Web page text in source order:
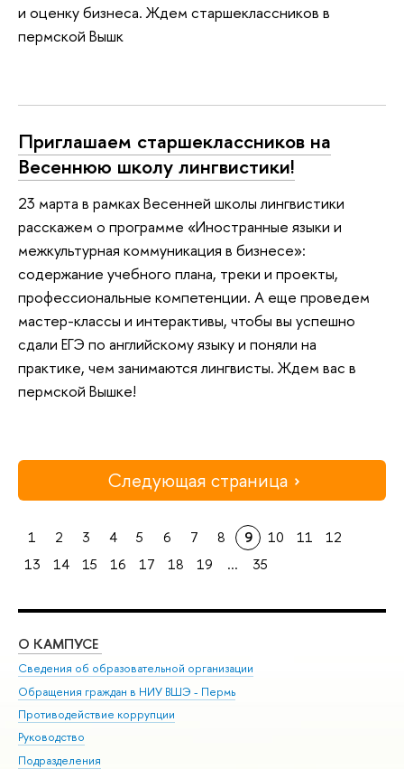
и оценку бизнеса. Ждем старшеклассников в
пермской Вышк
Приглашаем старшеклассников на
Весеннюю школу лингвистики!
23 марта в рамках Весенней школы лингвистики
расскажем о программе «Иностранные языки и
межкультурная коммуникация в бизнесе»:
содержание учебного плана, треки и проекты,
профессиональные компетенции. А еще проведем
мастер-классы и интерактивы, чтобы вы успешно
сдали ЕГЭ по английскому языку и поняли на
практике, чем занимаются лингвисты. Ждем вас в
пермской Вышке!
Следующая страница
1 2 3 4 5 6 7 8 9 10 11
12
13
14 15 16 17 18 19 ... 35
О КАМПУСЕ
Сведения об образовательной организации
Обращения граждан в НИУ ВШЭ - Пермь
Противодействие коррупции
Руководство
Подразделения